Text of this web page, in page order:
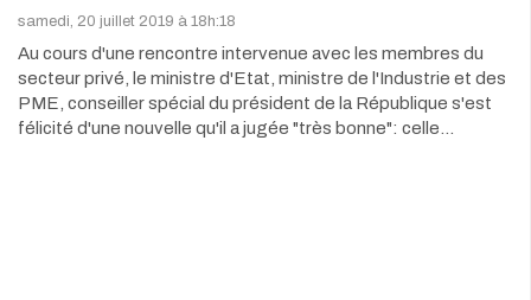
samedi, 20 juillet 2019 à 18h:18
Au cours d'une rencontre intervenue avec les membres du
secteur privé, le ministre d'Etat, ministre de l'Industrie et des
PME, conseiller spécial du président de la République s'est
félicité d'une nouvelle qu'il a jugée "très bonne": celle…